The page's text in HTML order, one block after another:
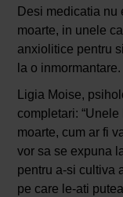
Desi medicatia nu
moarte, in unele
anxiolitice pentru
la o inmormantare.
Ligia Moise,
completari:
moarte, cum ar fi
vor sa se expuna
pentru a-si cultiva
pe care le-ati